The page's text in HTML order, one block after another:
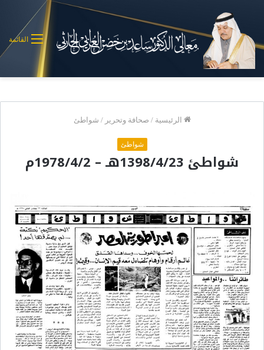
القائمة
الرئيسية / صحافة وتحرير / شواطئ
شواطئ
شواطئ 1398/4/23هـ – 1978/4/2م